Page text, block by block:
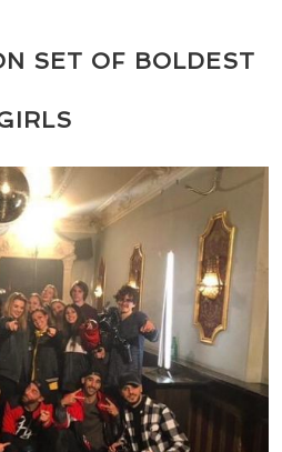
IMPRESSUM
SET OF BOLDEST